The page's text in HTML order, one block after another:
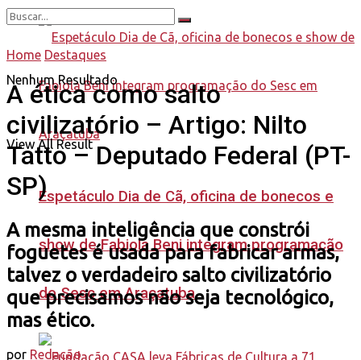
Espetáculo Dia de Cã, oficina de bonecos e
show de Fabiola Beni integram programação
do Sesc em Araçatuba
Nenhum Resultado
View All Result
Home Destaques
A ética como salto
civilizatório – Artigo: Nilto
Tatto – Deputado Federal (PT-
SP)
A mesma inteligência que constrói
foguetes é usada para fabricar armas,
talvez o verdadeiro salto civilizatório
que precisamos não seja tecnológico,
mas ético.
por Redação